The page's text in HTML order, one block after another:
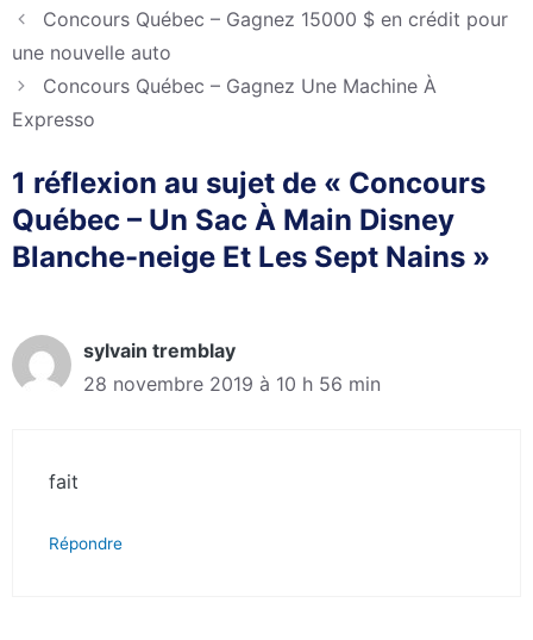
Concours Québec – Gagnez 15000 $ en crédit pour
une nouvelle auto
Concours Québec – Gagnez Une Machine À
Expresso
1 réflexion au sujet de « Concours
Québec – Un Sac À Main Disney
Blanche-neige Et Les Sept Nains »
sylvain tremblay
28 novembre 2019 à 10 h 56 min
fait
Répondre